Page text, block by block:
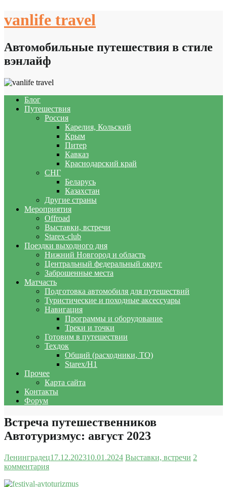
to
vanlife travel
Автомобильные путешествия в стиле
вэнлайф
Блог
Путешествия
Россия
Карелия, Кольский
Крым
Питер
Кавказ
Краснодарский край
СНГ
Беларусь
Казахстан
Другие страны
Мероприятия
Offroad
Выставки, встречи
Starex-club
Поездки выходного дня
Нижний Новгород и область
Центральный федеральный округ
Заброшенные места
Матчасть
Подготовка автомобиля для путешествий
Туристические и походные аксессуары
Навигация
Программы и оборудование
Треки и точки
Готовим в путешествии
Техдок
Общий (расходники, ТО)
Starex/H1
Прочее
Карта сайта
Контакты
Форум
Встреча путешественников
Автотуризмус: август 2023
Ленинградец17.12.202310.01.2024 Выставки, встречи 2
комментария